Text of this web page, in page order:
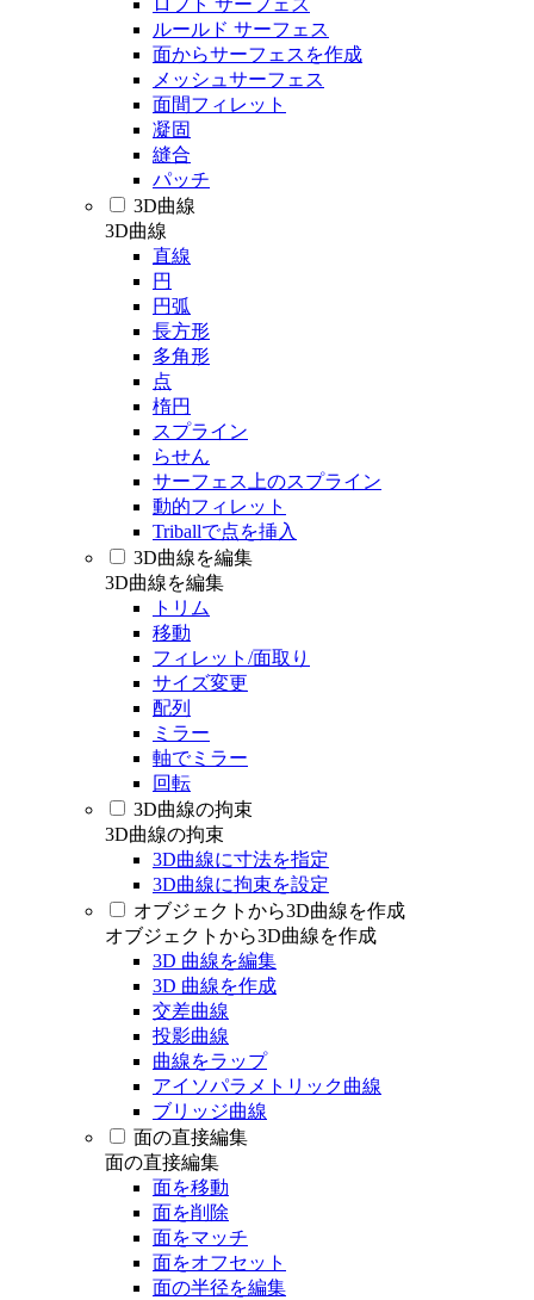
ロフト サーフェス
ルールド サーフェス
面からサーフェスを作成
メッシュサーフェス
面間フィレット
凝固
縫合
パッチ
3D曲線
3D曲線
直線
円
円弧
長方形
多角形
点
楕円
スプライン
らせん
サーフェス上のスプライン
動的フィレット
Triballで点を挿入
3D曲線を編集
3D曲線を編集
トリム
移動
フィレット/面取り
サイズ変更
配列
ミラー
軸でミラー
回転
3D曲線の拘束
3D曲線の拘束
3D曲線に寸法を指定
3D曲線に拘束を設定
オブジェクトから3D曲線を作成
オブジェクトから3D曲線を作成
3D 曲線を編集
3D 曲線を作成
交差曲線
投影曲線
曲線をラップ
アイソパラメトリック曲線
ブリッジ曲線
面の直接編集
面の直接編集
面を移動
面を削除
面をマッチ
面をオフセット
面の半径を編集